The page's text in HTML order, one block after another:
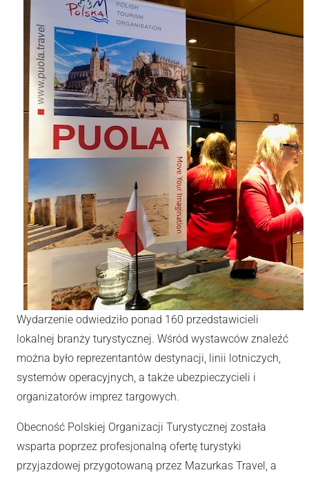
Wydarzenie odwiedziło ponad 160 przedstawicieli
lokalnej branży turystycznej. Wśród wystawców znaleźć
można było reprezentantów destynacji, linii lotniczych,
systemów operacyjnych, a także ubezpieczycieli i
organizatorów imprez targowych.
Obecność Polskiej Organizacji Turystycznej została
wsparta poprzez profesjonalną ofertę turystyki
przyjazdowej przygotowaną przez Mazurkas Travel, a